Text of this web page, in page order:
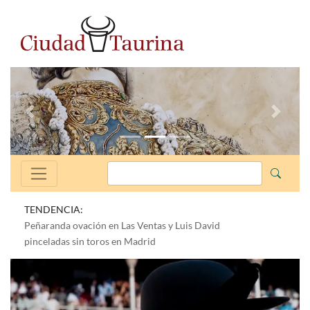
Anterior
TENDENCIA:
Peñaranda ovación en Las Ventas y Luis David
pinceladas sin toros en Madrid